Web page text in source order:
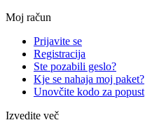
Moj račun
Prijavite se
Registracija
Ste pozabili geslo?
Kje se nahaja moj paket?
Unovčite kodo za popust
Izvedite več